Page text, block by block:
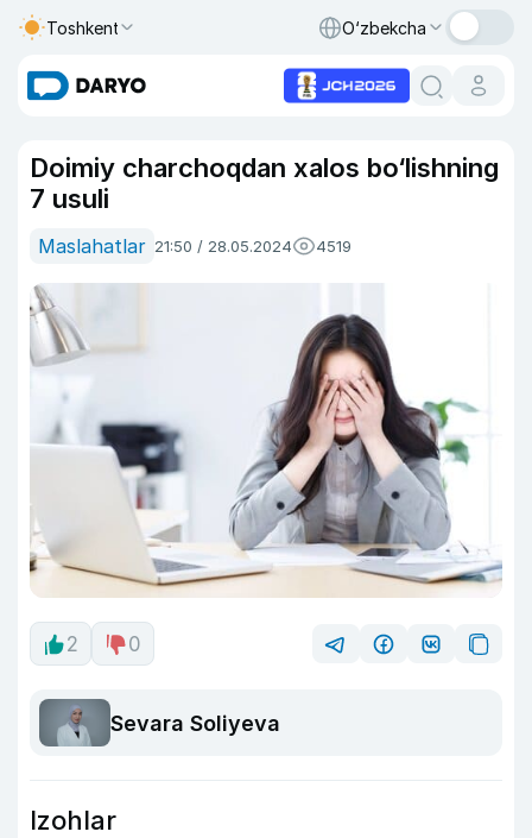
Toshkent O‘zbekcha
Doimiy charchoqdan xalos bo‘lishning
7 usuli
Maslahatlar 21:50 / 28.05.2024 4519
2 0
Sevara Soliyeva
Izohlar